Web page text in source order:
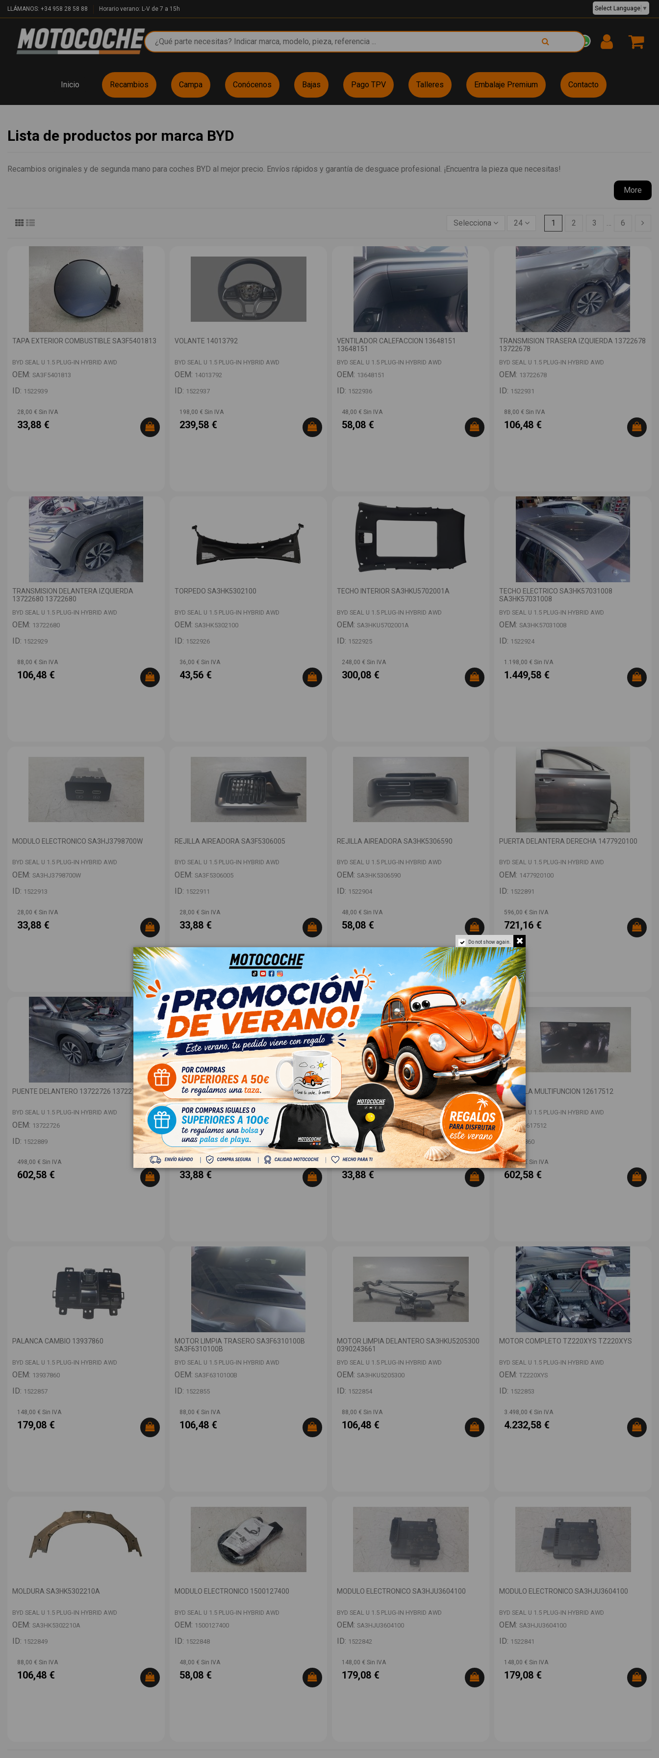
LLÁMANOS: +34 958 28 58 88 Horario verano: L-V de 7 a 15h EUR €
Select Language ▼
Inicio Recambios Campa Conócenos Bajas Pago TPV Talleres Embalaje Premium Contacto
Lista de productos por marca BYD
Recambios originales y de segunda mano para coches BYD al mejor precio. Envíos rápidos y garantía de desguace profesional. ¡Encuentra la pieza que necesitas!
More
Selecciona 24 1 2 3 … 6
TAPA EXTERIOR COMBUSTIBLE SA3F5401813
BYD SEAL U 1.5 PLUG-IN HYBRID AWD
OEM: SA3F5401813
ID: 1522939
28,00 € Sin IVA
33,88 €
VOLANTE 14013792
BYD SEAL U 1.5 PLUG-IN HYBRID AWD
OEM: 14013792
ID: 1522937
198,00 € Sin IVA
239,58 €
VENTILADOR CALEFACCION 13648151
13648151
BYD SEAL U 1.5 PLUG-IN HYBRID AWD
OEM: 13648151
ID: 1522936
48,00 € Sin IVA
58,08 €
TRANSMISION TRASERA IZQUIERDA 13722678
13722678
BYD SEAL U 1.5 PLUG-IN HYBRID AWD
OEM: 13722678
ID: 1522931
88,00 € Sin IVA
106,48 €
TRANSMISION DELANTERA IZQUIERDA
13722680 13722680
BYD SEAL U 1.5 PLUG-IN HYBRID AWD
OEM: 13722680
ID: 1522929
88,00 € Sin IVA
106,48 €
TORPEDO SA3HK5302100
BYD SEAL U 1.5 PLUG-IN HYBRID AWD
OEM: SA3HK5302100
ID: 1522926
36,00 € Sin IVA
43,56 €
TECHO INTERIOR SA3HKU5702001A
BYD SEAL U 1.5 PLUG-IN HYBRID AWD
OEM: SA3HKU5702001A
ID: 1522925
248,00 € Sin IVA
300,08 €
TECHO ELECTRICO SA3HK57031008
SA3HK57031008
BYD SEAL U 1.5 PLUG-IN HYBRID AWD
OEM: SA3HK57031008
ID: 1522924
1.198,00 € Sin IVA
1.449,58 €
MODULO ELECTRONICO SA3HJ3798700W
BYD SEAL U 1.5 PLUG-IN HYBRID AWD
OEM: SA3HJ3798700W
ID: 1522913
28,00 € Sin IVA
33,88 €
REJILLA AIREADORA SA3F5306005
BYD SEAL U 1.5 PLUG-IN HYBRID AWD
OEM: SA3F5306005
ID: 1522911
28,00 € Sin IVA
33,88 €
REJILLA AIREADORA SA3HK5306590
BYD SEAL U 1.5 PLUG-IN HYBRID AWD
OEM: SA3HK5306590
ID: 1522904
48,00 € Sin IVA
58,08 €
PUERTA DELANTERA DERECHA 1477920100
BYD SEAL U 1.5 PLUG-IN HYBRID AWD
OEM: 1477920100
ID: 1522891
596,00 € Sin IVA
721,16 €
PUENTE DELANTERO 13722726 13722726
BYD SEAL U 1.5 PLUG-IN HYBRID AWD
OEM: 13722726
ID: 1522889
498,00 € Sin IVA
602,58 €
PARASOL IZQUIERDO 13004935
BYD SEAL U 1.5 PLUG-IN HYBRID AWD
OEM:13004935
ID:1522867
28,00 € Sin IVA
33,88 €
PARASOL DERECHO 13400247
BYD SEAL U 1.5 PLUG-IN HYBRID AWD
OEM:13400247
ID: 1522865
28,00 € Sin IVA
33,88 €
PANTALLA MULTIFUNCION 12617512
BYD SEAL U 1.5 PLUG-IN HYBRID AWD
OEM:12617512
ID:1522860
498,00 € Sin IVA
602,58 €
PALANCA CAMBIO 13937860
BYD SEAL U 1.5 PLUG-IN HYBRID AWD
OEM: 13937860
ID: 1522857
148,00 € Sin IVA
179,08 €
MOTOR LIMPIA TRASERO SA3F6310100B
SA3F6310100B
BYD SEAL U 1.5 PLUG-IN HYBRID AWD
OEM: SA3F6310100B
ID: 1522855
88,00 € Sin IVA
106,48 €
MOTOR LIMPIA DELANTERO SA3HKU5205300
0390243661
BYD SEAL U 1.5 PLUG-IN HYBRID AWD
OEM: SA3HKU5205300
ID: 1522854
88,00 € Sin IVA
106,48 €
MOTOR COMPLETO TZ220XYS TZ220XYS
BYD SEAL U 1.5 PLUG-IN HYBRID AWD
OEM: TZ220XYS
ID: 1522853
3.498,00 € Sin IVA
4.232,58 €
MOLDURA SA3HK5302210A
BYD SEAL U 1.5 PLUG-IN HYBRID AWD
OEM: SA3HK5302210A
ID: 1522849
88,00 € Sin IVA
106,48 €
MODULO ELECTRONICO 1500127400
BYD SEAL U 1.5 PLUG-IN HYBRID AWD
OEM: 1500127400
ID: 1522848
48,00 € Sin IVA
58,08 €
MODULO ELECTRONICO SA3HJU3604100
BYD SEAL U 1.5 PLUG-IN HYBRID AWD
OEM: SA3HJU3604100
ID: 1522842
148,00 € Sin IVA
179,08 €
MODULO ELECTRONICO SA3HJU3604100
BYD SEAL U 1.5 PLUG-IN HYBRID AWD
OEM: SA3HJU3604100
ID: 1522841
148,00 € Sin IVA
179,08 €
Do not show again.